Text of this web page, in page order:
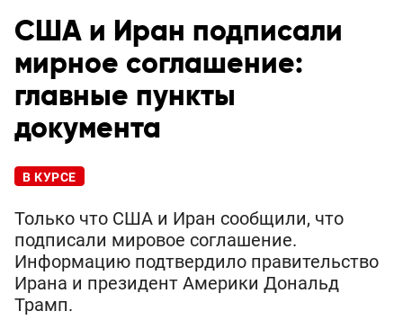
США и Иран подписали
мирное соглашение:
главные пункты
документа
В КУРСЕ
Только что США и Иран сообщили, что
подписали мировое соглашение.
Информацию подтвердило правительство
Ирана и президент Америки Дональд
Трамп.